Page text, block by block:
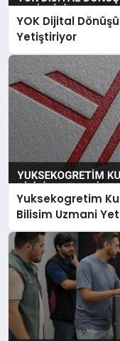
YOK Dijital
Yetiştiriyor
Yuksekogretim
Bilisim Uzmani